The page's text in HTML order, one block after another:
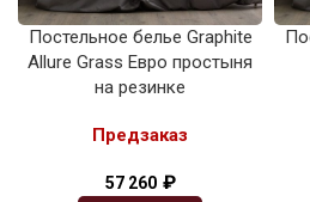
Постельное белье Graphite
Allure Grass Евро простыня
на резинке
Предзаказ
57 260 ₽